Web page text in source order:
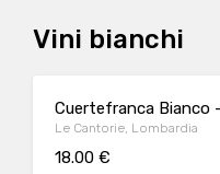
Vini bianchi
Cuertefranca Bianco
Le Cantorie, Lombardia
18.00 €